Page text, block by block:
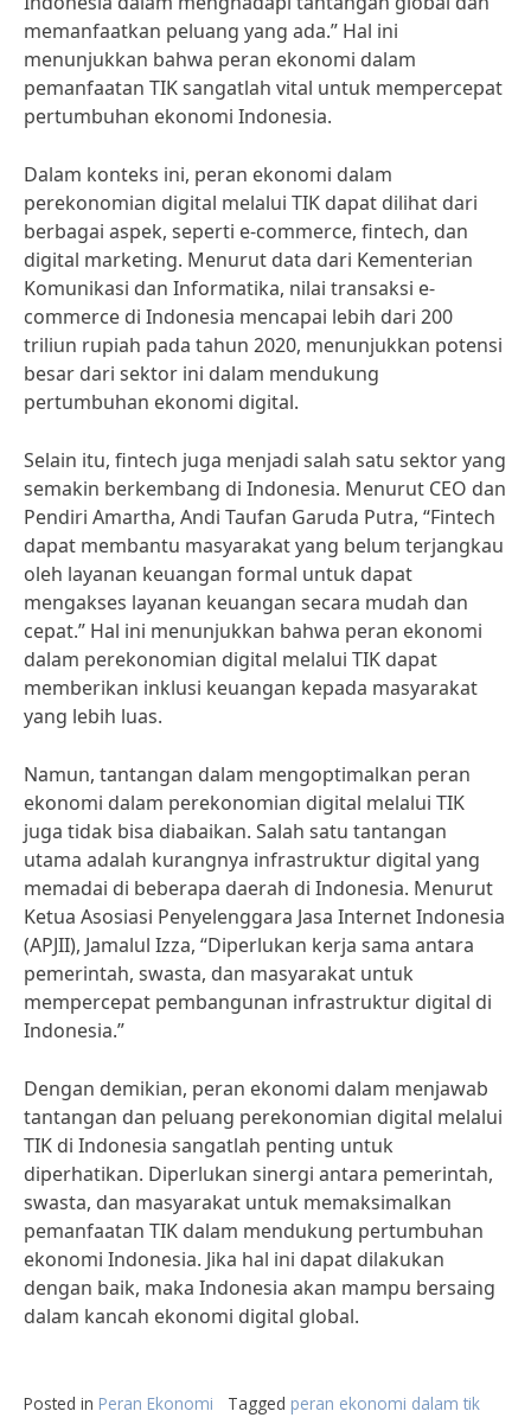
memanfaatkan peluang yang ada.” Hal ini
menunjukkan bahwa peran ekonomi dalam
pemanfaatan TIK sangatlah vital untuk mempercepat
pertumbuhan ekonomi Indonesia.
Dalam konteks ini, peran ekonomi dalam
perekonomian digital melalui TIK dapat dilihat dari
berbagai aspek, seperti e-commerce, fintech, dan
digital marketing. Menurut data dari Kementerian
Komunikasi dan Informatika, nilai transaksi e-
commerce di Indonesia mencapai lebih dari 200
triliun rupiah pada tahun 2020, menunjukkan potensi
besar dari sektor ini dalam mendukung
pertumbuhan ekonomi digital.
Selain itu, fintech juga menjadi salah satu sektor yang
semakin berkembang di Indonesia. Menurut CEO dan
Pendiri Amartha, Andi Taufan Garuda Putra, “Fintech
dapat membantu masyarakat yang belum terjangkau
oleh layanan keuangan formal untuk dapat
mengakses layanan keuangan secara mudah dan
cepat.” Hal ini menunjukkan bahwa peran ekonomi
dalam perekonomian digital melalui TIK dapat
memberikan inklusi keuangan kepada masyarakat
yang lebih luas.
Namun, tantangan dalam mengoptimalkan peran
ekonomi dalam perekonomian digital melalui TIK
juga tidak bisa diabaikan. Salah satu tantangan
utama adalah kurangnya infrastruktur digital yang
memadai di beberapa daerah di Indonesia. Menurut
Ketua Asosiasi Penyelenggara Jasa Internet Indonesia
(APJII), Jamalul Izza, “Diperlukan kerja sama antara
pemerintah, swasta, dan masyarakat untuk
mempercepat pembangunan infrastruktur digital di
Indonesia.”
Dengan demikian, peran ekonomi dalam menjawab
tantangan dan peluang perekonomian digital melalui
TIK di Indonesia sangatlah penting untuk
diperhatikan. Diperlukan sinergi antara pemerintah,
swasta, dan masyarakat untuk memaksimalkan
pemanfaatan TIK dalam mendukung pertumbuhan
ekonomi Indonesia. Jika hal ini dapat dilakukan
dengan baik, maka Indonesia akan mampu bersaing
dalam kancah ekonomi digital global.
Posted in Peran Ekonomi Tagged peran ekonomi dalam tik